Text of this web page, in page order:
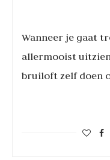
Wanneer je gaat
allermooist
bruiloft zelf doen